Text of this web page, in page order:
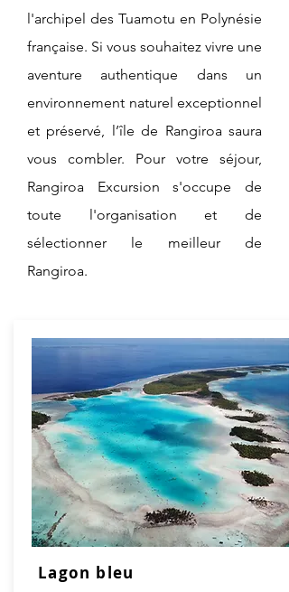
l'archipel des Tuamotu en Polynésie
française. Si vous souhaitez vivre une
aventure authentique dans un
environnement naturel exceptionnel
et préservé, l’île de Rangiroa saura
vous combler. Pour votre séjour,
Rangiroa Excursion s'occupe de
toute l'organisation et de
sélectionner le meilleur de
Rangiroa.
Lagon bleu